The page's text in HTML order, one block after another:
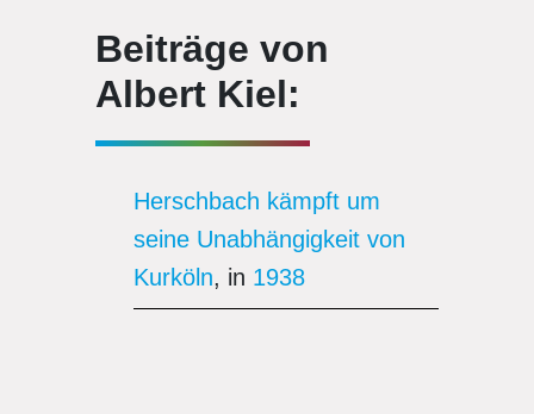
Beiträge von
Albert Kiel:
Herschbach kämpft um
seine Unabhängigkeit von
Kurköln, in 1938